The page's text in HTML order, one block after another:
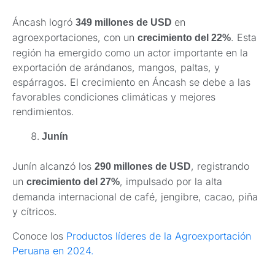
Áncash logró 349 millones de USD en
agroexportaciones, con un crecimiento del 22%. Esta
región ha emergido como un actor importante en la
exportación de arándanos, mangos, paltas, y
espárragos. El crecimiento en Áncash se debe a las
favorables condiciones climáticas y mejores
rendimientos.
Junín
Junín alcanzó los 290 millones de USD, registrando
un crecimiento del 27%, impulsado por la alta
demanda internacional de café, jengibre, cacao, piña
y cítricos.
Conoce los Productos líderes de la Agroexportación
Peruana en 2024.